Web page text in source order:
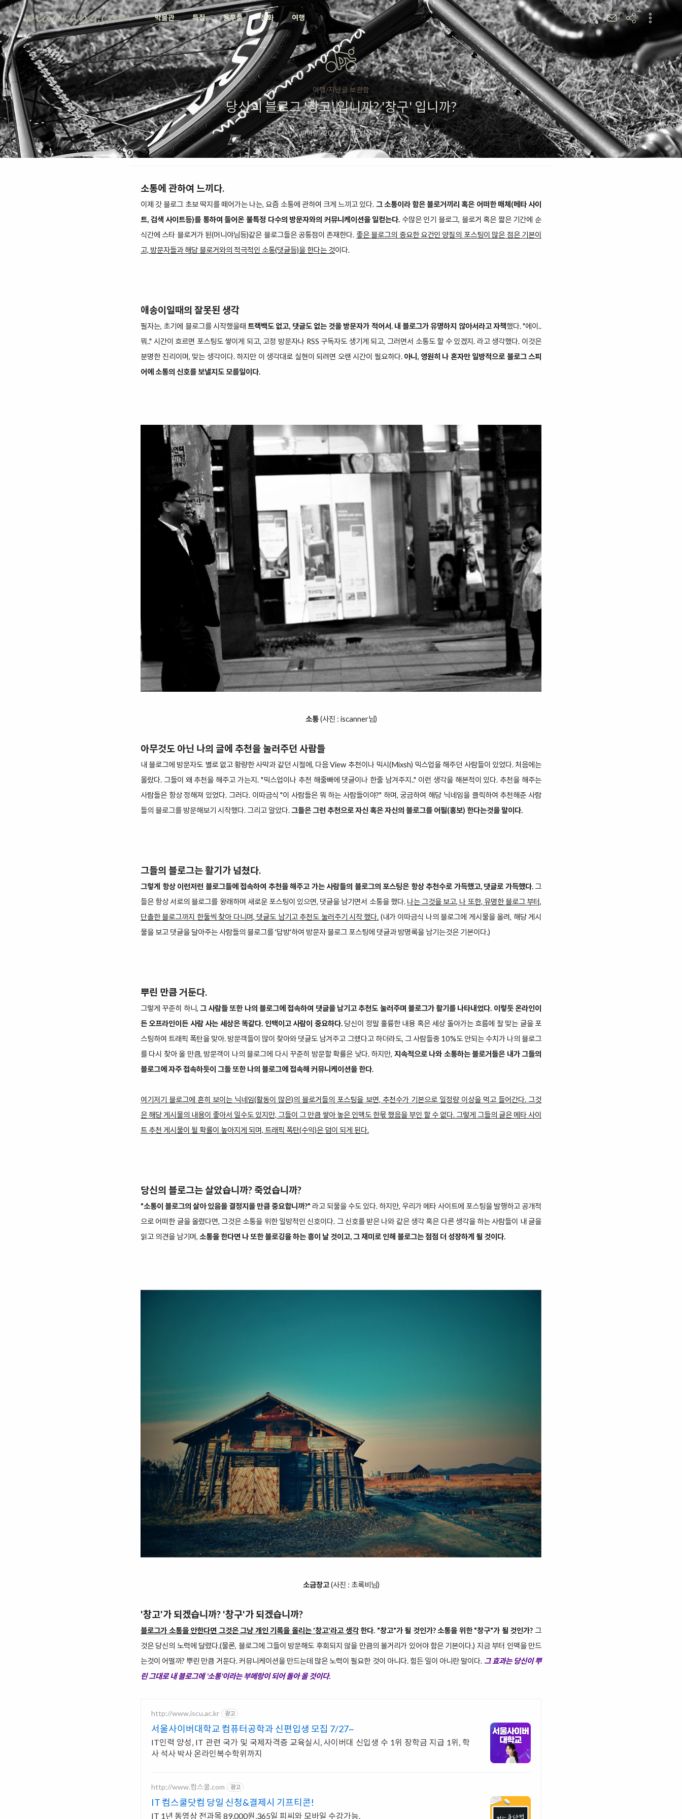
박물관 특집 용부품 문화 여행
여행/지난글 보관함
당신의 블로그 '창고' 입니까? '창구' 입니까?
피아랑·2009. 5. 1· 0/
소통에 관하여 느끼다.
이제 갓 블로그 초보 딱지를 떼어가는 나는, 요즘 소통에 관하여 크게 느끼고 있다. 그 소통이라 함은 블로거끼리 혹은 어떠한 매체(메타 사이
트, 검색 사이트등)를 통하여 들어온 불특정 다수의 방문자와의 커뮤니케이션을 일컫는다. 수많은 인기 블로그, 블로거 혹은 짧은 기간에 순
식간에 스타 블로거가 된(머니야님등)같은 블로그들은 공통점이 존재한다. 좋은 블로그의 중요한 요건인 양질의 포스팅이 많은 점은 기본이
고, 방문자들과 해당 블로거와의 적극적인 소통(댓글등)을 한다는 것이다.
애송이일때의 잘못된 생각
필자는, 초기에 블로그를 시작했을때 트랙백도 없고, 댓글도 없는 것을 방문자가 적어서. 내 블로그가 유명하지 않아서라고 자책했다. "에이..
뭐.." 시간이 흐르면 포스팅도 쌓이게 되고, 고정 방문자나 RSS 구독자도 생기게 되고, 그러면서 소통도 할 수 있겠지. 라고 생각했다. 이것은
분명한 진리이며, 맞는 생각이다. 하지만 이 생각대로 실현이 되려면 오랜 시간이 필요하다. 아니, 영원히 나 혼자만 일방적으로 블로그 스피
어에 소통의 신호를 보낼지도 모를일이다.
소통(사진 : iscanner님)
아무것도 아닌 나의 글에 추천을 눌러주던 사람들
내 블로그에 방문자도 별로 없고 황량한 사막과 같던 시절에, 다음 View 추천이나 믹시(Mixsh) 믹스업을 해주던 사람들이 있었다. 처음에는
몰랐다. 그들이 왜 추천을 해주고 가는지. "믹스업이나 추천 해줄빠에 댓글이나 한줄 남겨주지.." 이런 생각을 해본적이 있다. 추천을 해주는
사람들은 항상 정해져 있었다. 그러다. 이따금식 "이 사람들은 뭐 하는 사람들이야?" 하며, 궁금하여 해당 닉네임을 클릭하여 추천해준 사람
들의 블로그를 방문해보기 시작했다. 그리고 알았다.그들은 그런 추천으로 자신 혹은 자신의 블로그를 어필(홍보) 한다는것을 말이다.
그들의 블로그는 활기가 넘쳤다.
그렇게 항상 이런저런 블로그들에 접속하여 추천을 해주고 가는 사람들의 블로그의 포스팅은 항상 추천수로 가득했고, 댓글로 가득했다. 그
들은 항상 서로의 블로그를 왕래하며 새로운 포스팅이 있으면, 댓글을 남기면서 소통을 했다. 나는 그것을 보고, 나 또한, 유명한 블로그 부터,
단촐한 블로그까지 한둘씩 찾아 다니며, 댓글도 남기고 추천도 눌러주기 시작 했다. (내가 이따금식 나의 블로그에 게시물을 올려, 해당 게시
물을 보고 댓글을 달아주는 사람들의 블로그를 '답방'하여 방문자 블로그 포스팅에 댓글과 방명록을 남기는것은 기본이다.)
뿌린 만큼 거둔다.
그렇게 꾸준히 하니, 그 사람들 또한 나의 블로그에 접속하여 댓글을 남기고 추천도 눌러주며 블로그가 활기를 나타내었다. 이렇듯 온라인이
든 오프라인이든 사람 사는 세상은 똑같다. 인맥이고 사람이 중요하다.당신이 정말 훌륭한 내용 혹은 세상 돌아가는 흐름에 잘 맞는 글을 포
스팅하여 트래픽 폭탄을 맞아. 방문객들이 많이 찾아와 댓글도 남겨주고 그랬다고 하더라도, 그 사람들중 10%도 안되는 수치가 나의 블로그
를 다시 찾아 올 만큼, 방문객이 나의 블로그에 다시 꾸준히 방문할 확률은 낮다. 하지만, 지속적으로 나와 소통하는 블로거들은 내가 그들의
블로그에 자주 접속하듯이 그들 또한 나의 블로그에 접속해 커뮤니케이션을 한다.
여기저기 블로그에 흔히 보이는 닉네임(활동이 많은)의 블로거들의 포스팅을 보면, 추천수가 기본으로 일정량 이상을 먹고 들어간다. 그것
은 해당 게시물의 내용이 좋아서 일수도 있지만, 그들이 그 만큼 쌓아 놓은 인맥도 한몫 했음을 부인 할 수 없다. 그렇게 그들의 글은 메타 사이
트 추천 게시물이 될 확률이 높아지게 되며, 트래픽 폭탄(수익)은 덤이 되게 된다.
당신의 블로그는 살았습니까? 죽었습니까?
"소통이 블로그의 살아 있음을 결정지을 만큼 중요합니까?" 라고 되물을 수도 있다. 하지만, 우리가 메타 사이트에 포스팅을 발행하고 공개적
으로 어떠한 글을 올렸다면, 그것은 소통을 위한 일방적인 신호이다. 그 신호를 받은 나와 같은 생각 혹은 다른 생각을 하는 사람들이 내 글을
읽고 의견을 남기며, 소통을 한다면 나 또한 블로깅을 하는 흥이 날 것이고, 그 재미로 인해 블로그는 점점 더 성장하게 될 것이다.
소금창고 (사진 : 초록비 님)
'창고'가 되겠습니까? '창구'가 되겠습니까?
블로그가 소통을 안한다면 그것은 그냥 개인 기록을 올리는 '창고'라고 생각한다. "창고"가 될 것인가? 소통을 위한 "창구"가 될 것인가? 그
것은 당신의 노력에 달렸다.(물론, 블로그에 그들이 방문해도 후회되지 않을 만큼의 볼거리가 있어야 함은 기본이다.) 지금 부터 인맥을 만드
는것이 어떨까? 뿌린 만큼 거둔다. 커뮤니케이션을 만드는데 많은 노력이 필요한 것이 아니다. 힘든 일이 아니란 말이다. 그 효과는 당신이 뿌
린 그대로 내 블로그에 '소통'이라는 부메랑이 되어 돌아 올 것이다.
http://www.iscu.ac.kr 광고
서울사이버대학교 컴퓨터공학과 신편입생 모집 7/27~
IT인력 양성, IT 관련 국가 및 국제자격증 교육실시, 사이버대 신입생 수 1위 장학금 지급 1위, 학
사 석사 박사 온라인복수학위까지
http://www.컴스쿨.com 광고
IT 컴스쿨닷컴 당일 신청&결제시 기프티콘!
IT 1년 동영상 전과목 89,000원,365일 피씨와 모바일 수강가능.